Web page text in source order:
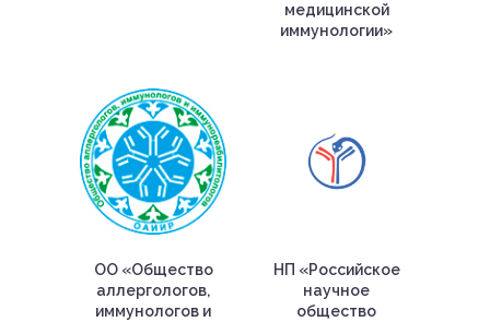
медицинской
иммунологии»
ОО «Общество
аллергологов,
иммунологов и
НП «Российское
научное
общество